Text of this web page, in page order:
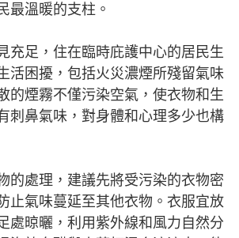
最溫暖的支柱。
足，住在臨時庇護中心的居民生
活困擾，包括火災濃煙所殘留氣味
的煙霧不僅污染空氣，使衣物和生
刺鼻氣味，對身體和心理多少也構
處理，建議先將受污染的衣物密
止氣味蔓延至其他衣物。衣服宜放
處晾曬，利用紫外線和風力自然分